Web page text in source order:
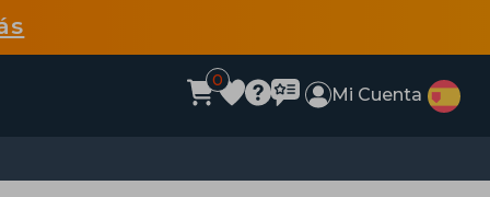
0
Mi Cuenta